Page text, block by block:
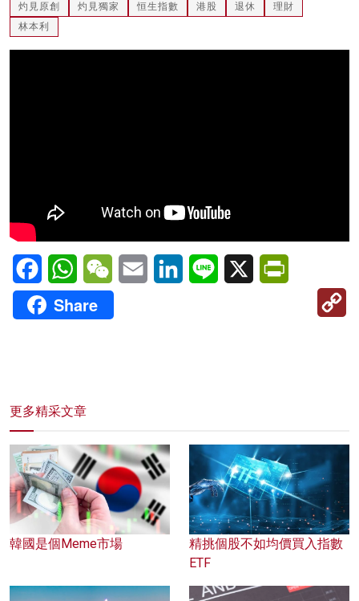
灼見原創 灼見獨家 恒生指數 港股 退休
理財
林本利
FacebookWhatsAppWeChatEmail LinkedInLine X
Share
更多精采文章
韓國是個Meme市場
精挑個股不如均價買入指數
ETF